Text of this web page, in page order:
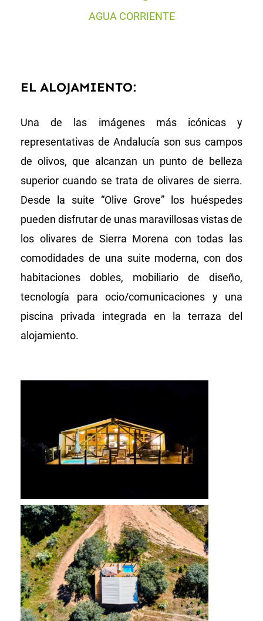
AGUA CORRIENTE
EL ALOJAMIENTO:
Una de las imágenes más icónicas y
representativas de Andalucía son sus campos
de olivos, que alcanzan un punto de belleza
superior cuando se trata de olivares de sierra.
Desde la suite “Olive Grove” los huéspedes
pueden disfrutar de unas maravillosas vistas de
los olivares de Sierra Morena con todas las
comodidades de una suite moderna, con dos
habitaciones dobles, mobiliario de diseño,
tecnología para ocio/comunicaciones y una
piscina privada integrada en la terraza del
alojamiento.